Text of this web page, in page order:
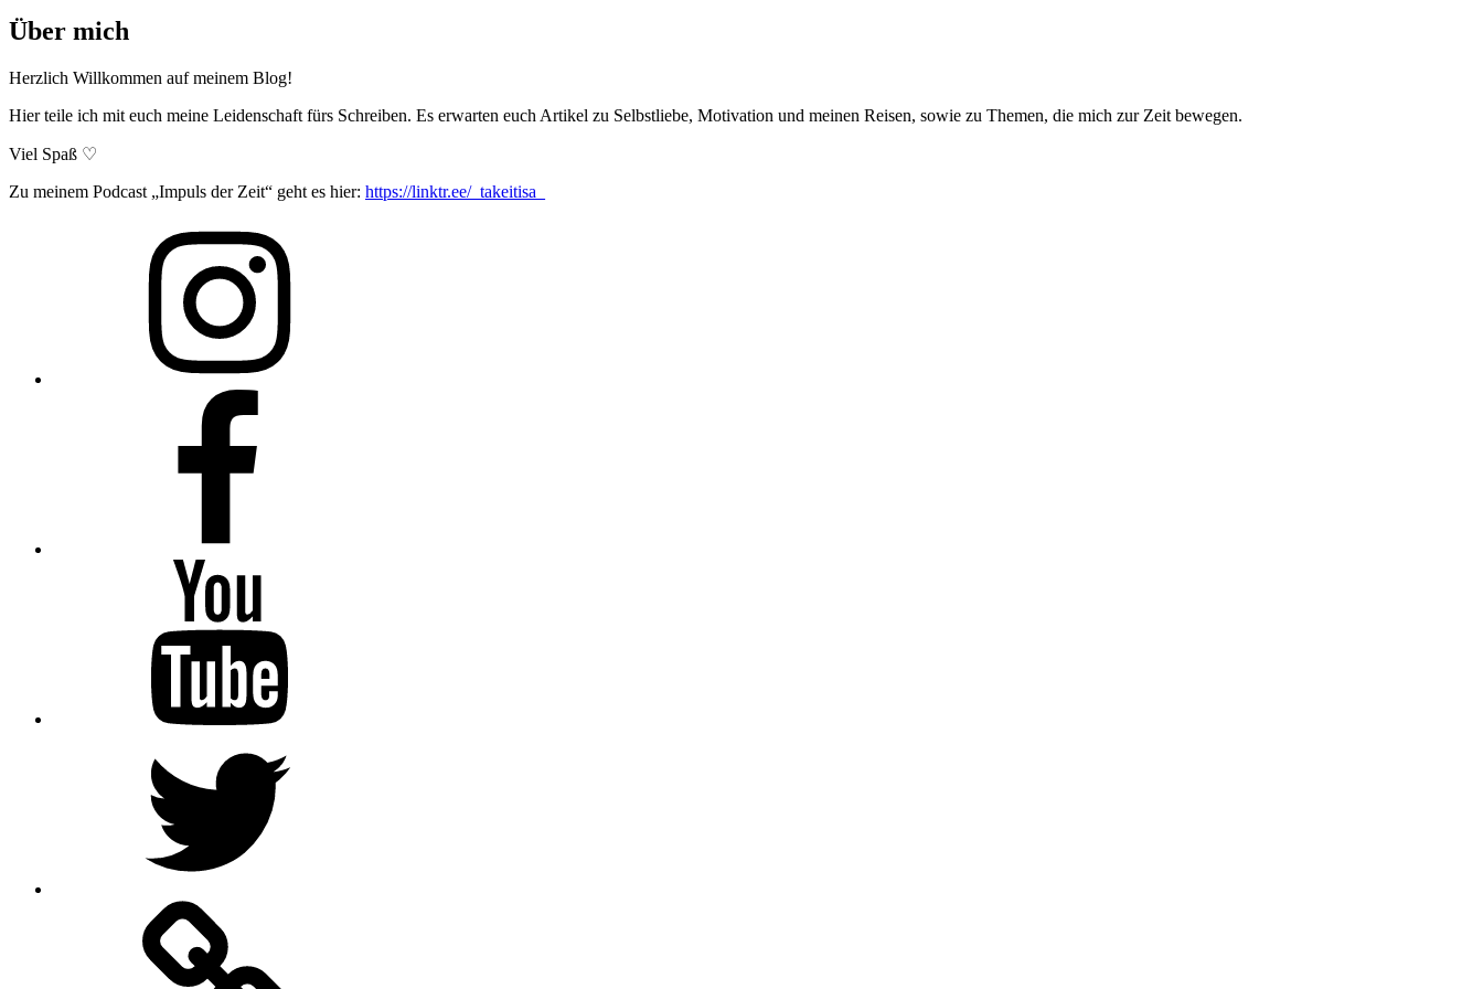
Über mich
Herzlich Willkommen auf meinem Blog!
Hier teile ich mit euch meine Leidenschaft fürs Schreiben. Es erwarten euch Artikel zu Selbstliebe, Motivation und meinen Reisen, sowie zu Themen, die mich zur Zeit bewegen.
Viel Spaß ♡
Zu meinem Podcast „Impuls der Zeit“ geht es hier: https://linktr.ee/_takeitisa_